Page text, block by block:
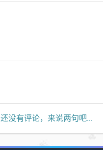
还没有评论，来说两句吧...